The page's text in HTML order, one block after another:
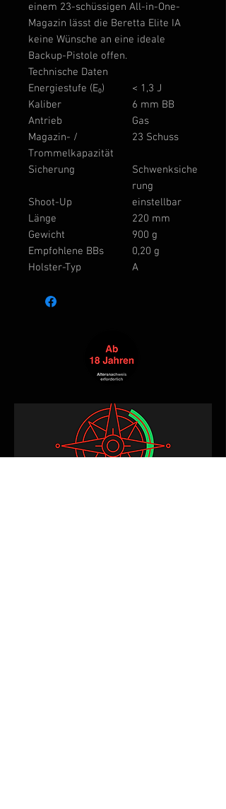
einem 23-schüssigen All-in-One-
Magazin lässt die Beretta Elite IA
keine Wünsche an eine ideale
Backup-Pistole offen.
Technische Daten
Energiestufe (E₀)
< 1,3 J
Kaliber
6 mm BB
Antrieb
Gas
Magazin- /
Trommelkapazität
23 Schuss
Sicherung
Schwenksiche
rung
Shoot-Up
einstellbar
Länge
220 mm
Gewicht
900 g
Empfohlene BBs
0,20 g
Holster-Typ
A